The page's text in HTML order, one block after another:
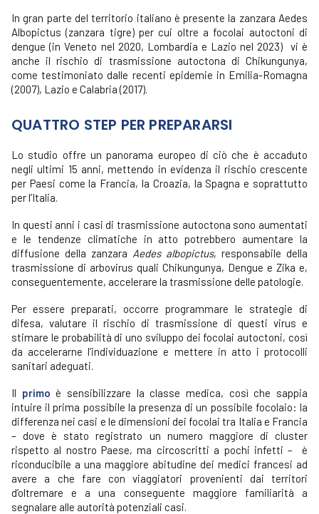
In gran parte del territorio italiano è presente la zanzara Aedes
Albopictus (zanzara tigre) per cui oltre a focolai autoctoni di
dengue (in Veneto nel 2020, Lombardia e Lazio nel 2023) vi è
anche il rischio di trasmissione autoctona di Chikungunya,
come testimoniato dalle recenti epidemie in Emilia-Romagna
(2007), Lazio e Calabria (2017).
QUATTRO STEP PER PREPARARSI
Lo studio offre un panorama europeo di ciò che è accaduto
negli ultimi 15 anni, mettendo in evidenza il rischio crescente
per Paesi come la Francia, la Croazia, la Spagna e soprattutto
per l’Italia.
In questi anni i casi di trasmissione autoctona sono aumentati
e le tendenze climatiche in atto potrebbero aumentare la
diffusione della zanzara Aedes albopictus, responsabile della
trasmissione di arbovirus quali Chikungunya, Dengue e Zika e,
conseguentemente, accelerare la trasmissione delle patologie.
Per essere preparati, occorre programmare le strategie di
difesa, valutare il rischio di trasmissione di questi virus e
stimare le probabilità di uno sviluppo dei focolai autoctoni, così
da accelerarne l’individuazione e mettere in atto i protocolli
sanitari adeguati.
Il primo è sensibilizzare la classe medica, così che sappia
intuire il prima possibile la presenza di un possibile focolaio: la
differenza nei casi e le dimensioni dei focolai tra Italia e Francia
– dove è stato registrato un numero maggiore di cluster
rispetto al nostro Paese, ma circoscritti a pochi infetti – è
riconducibile a una maggiore abitudine dei medici francesi ad
avere a che fare con viaggiatori provenienti dai territori
d’oltremare e a una conseguente maggiore familiarità a
segnalare alle autorità potenziali casi.